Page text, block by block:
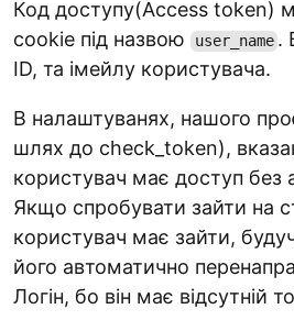
Код доступу(Access token)
cookie під назвою
user_name .
ID, та імейлу користувача.
В налаштуванях, нашого
шлях до check_token),
користувач має доступ без
Якщо спробувати зайти на
користувач має зайти,
його автоматично
Логін, бо він має відсутній